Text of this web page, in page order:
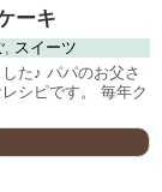
ーキ
,
スイーツ
た♪ パパのお父さ
シピです。 毎年ク